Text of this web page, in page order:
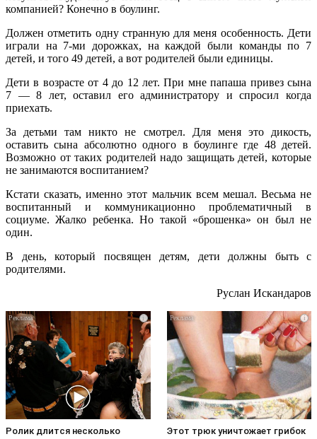
компанией? Конечно в боулинг.
Должен отметить одну странную для меня особенность. Дети
играли на 7-ми дорожках, на каждой были команды по 7
детей, и того 49 детей, а вот родителей были единицы.
Дети в возрасте от 4 до 12 лет. При мне папаша привез сына
7 — 8 лет, оставил его администратору и спросил когда
приехать.
За детьми там никто не смотрел. Для меня это дикость,
оставить сына абсолютно одного в боулинге где 48 детей.
Возможно от таких родителей надо защищать детей, которые
не занимаются воспитанием?
Кстати сказать, именно этот мальчик всем мешал. Весьма не
воспитанный и коммуникационно проблематичный в
социуме. Жалко ребенка. Но такой «брошенка» он был не
один.
В день, который посвящен детям, дети должны быть с
родителями.
Руслан Искандаров
i
Ролик длится несколько
i
Этот трюк уничтожает грибок